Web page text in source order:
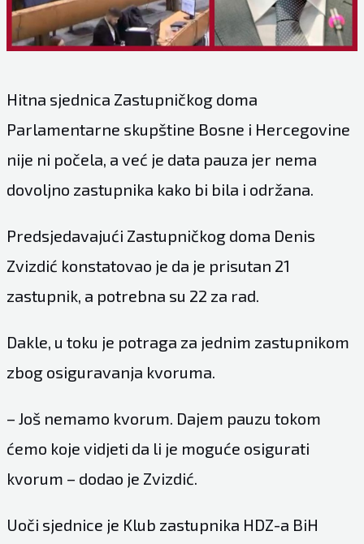
Hitna sjednica Zastupničkog doma
Parlamentarne skupštine Bosne i Hercegovine
nije ni počela, a već je data pauza jer nema
dovoljno zastupnika kako bi bila i održana.
Predsjedavajući Zastupničkog doma Denis
Zvizdić konstatovao je da je prisutan 21
zastupnik, a potrebna su 22 za rad.
Dakle, u toku je potraga za jednim zastupnikom
zbog osiguravanja kvoruma.
– Još nemamo kvorum. Dajem pauzu tokom
ćemo koje vidjeti da li je moguće osigurati
kvorum – dodao je Zvizdić.
Uoči sjednice je Klub zastupnika HDZ-a BiH